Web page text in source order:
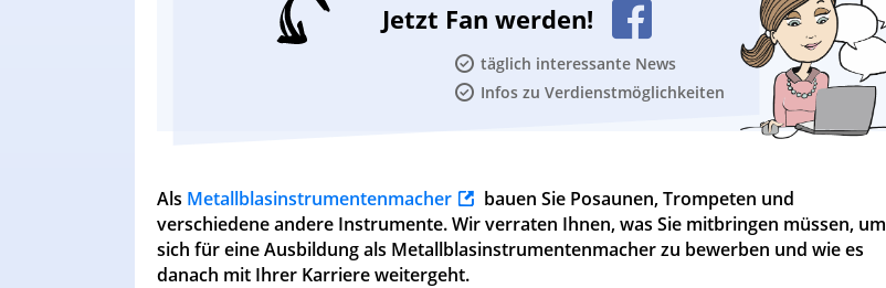
Jetzt Fan werden!
täglich interessante News
Infos zu Verdienstmöglichkeiten
Als Metallblasinstrumentenmacher
bauen Sie Posaunen, Trompeten und
verschiedene andere Instrumente. Wir verraten Ihnen, was Sie mitbringen müssen, um
sich für eine Ausbildung als Metallblasinstrumentenmacher zu bewerben und wie es
danach mit Ihrer Karriere weitergeht.